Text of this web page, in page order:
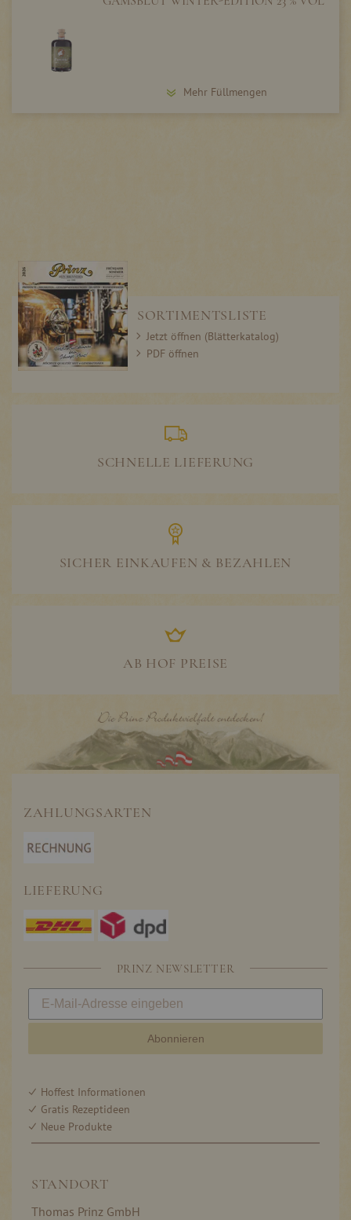
Mehr Füllmengen
SORTIMENTSLISTE
Jetzt öffnen (Blätterkatalog)
PDF öffnen
SCHNELLE LIEFERUNG
SICHER EINKAUFEN & BEZAHLEN
AB HOF PREISE
ZAHLUNGSARTEN
LIEFERUNG
PRINZ NEWSLETTER
Abonnieren
Hoffest Informationen
Gratis Rezeptideen
Neue Produkte
STANDORT
Thomas Prinz GmbH